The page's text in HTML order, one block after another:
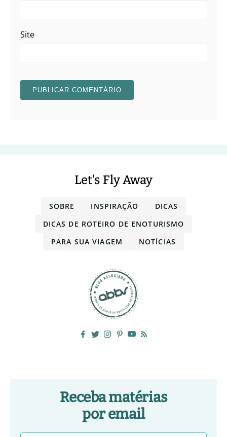
Site
Let's Fly Away
SOBRE INSPIRAÇÃO
DICAS
DICAS DE ROTEIRO DE ENOTURISMO
PARA SUA VIAGEM
NOTÍCIAS
Receba matérias
por email